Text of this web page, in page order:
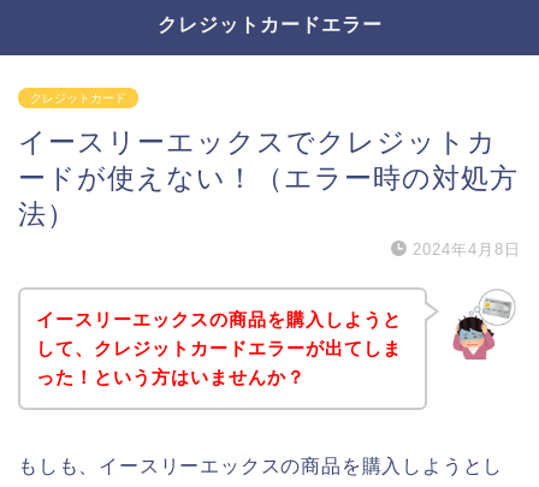
クレジットカードエラー
クレジットカード
イースリーエックスでクレジットカ
ードが使えない！（エラー時の対処方
法）
2024年4月8日
イースリーエックスの商品を購入しようと
して、クレジットカードエラーが出てしま
った！という方はいませんか？
もしも、イースリーエックスの商品を購入しようとし